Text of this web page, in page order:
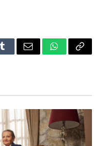
TumblrEmail WhatsApp
Copy